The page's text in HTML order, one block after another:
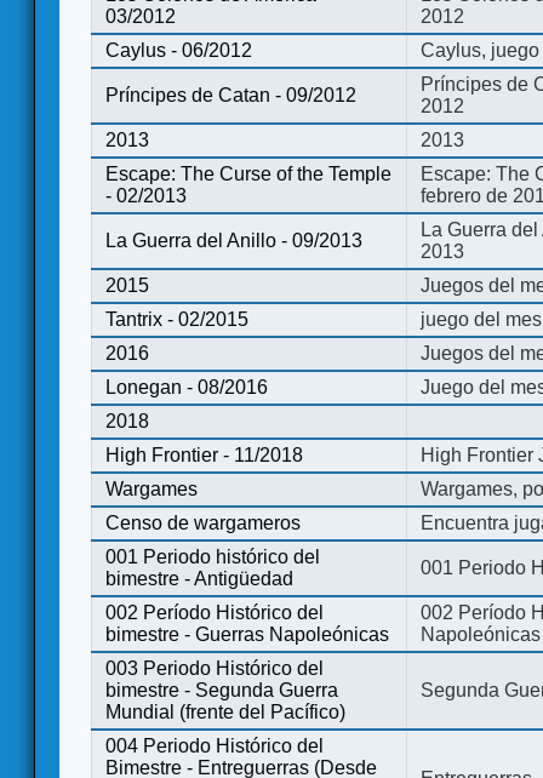
03/2012
2012
Caylus - 06/2012
Caylus,
Príncipes de Catan - 09/2012
Príncipes de
2012
2013
2013
Escape: The Curse of the Temple
- 02/2013
Escape: The
febrero de
La Guerra del Anillo - 09/2013
La Guerra
2013
2015
Juegos del
Tantrix - 02/2015
juego del
2016
Juegos del
Lonegan - 08/2016
Juego del
2018
High Frontier - 11/2018
High Frontier
Wargames
Wargames,
Censo de wargameros
Encuentra
001 Periodo histórico del
bimestre - Antigüedad
001 Periodo
002 Período Histórico del
bimestre - Guerras Napoleónicas
002 Período
Napoleónicas
003 Periodo Histórico del
bimestre - Segunda Guerra
Mundial (frente del Pacífico)
Segunda
004 Periodo Histórico del
Bimestre - Entreguerras (Desde